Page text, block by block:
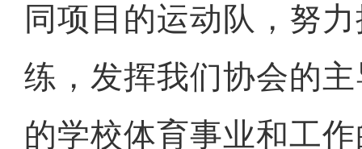
同项目的运动队，努
练，发挥我们协会的
的学校体育事业和工